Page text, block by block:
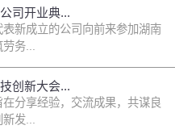
司开业典...
新成立的公司向前来参加湖南
务...
创新大会...
分享经验，交流成果，共谋良
发...